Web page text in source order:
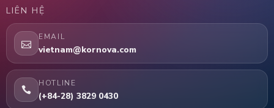
LIÊN HỆ
EMAIL
vietnam@kornova.com
HOTLINE
(+84-28) 3829 0430